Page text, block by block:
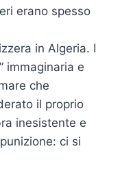
erano spesso
in Algeria. I
immaginaria e
che
il proprio
inesistente e
ci si